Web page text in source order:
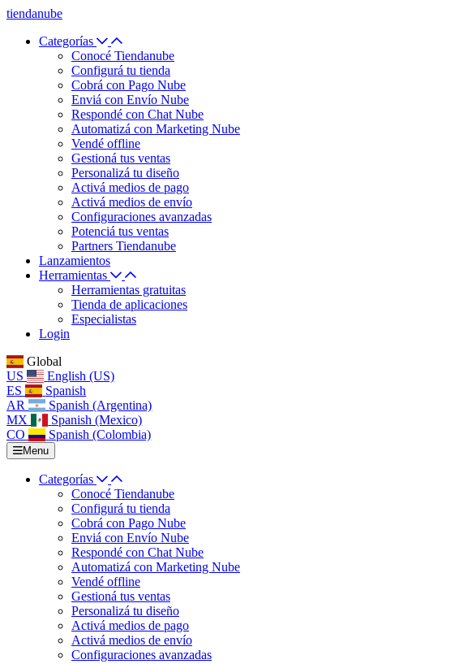
tiendanube
Categorías
Conocé Tiendanube
Configurá tu tienda
Cobrá con Pago Nube
Enviá con Envío Nube
Respondé con Chat Nube
Automatizá con Marketing Nube
Vendé offline
Gestioná tus ventas
Personalizá tu diseño
Activá medios de pago
Activá medios de envío
Configuraciones avanzadas
Potenciá tus ventas
Partners Tiendanube
Lanzamientos
Herramientas
Herramientas gratuitas
Tienda de aplicaciones
Especialistas
Login
Global
US
English (US)
ES
Spanish
AR
Spanish (Argentina)
MX
Spanish (Mexico)
CO
Spanish (Colombia)
Menu
Categorías
Conocé Tiendanube
Configurá tu tienda
Cobrá con Pago Nube
Enviá con Envío Nube
Respondé con Chat Nube
Automatizá con Marketing Nube
Vendé offline
Gestioná tus ventas
Personalizá tu diseño
Activá medios de pago
Activá medios de envío
Configuraciones avanzadas